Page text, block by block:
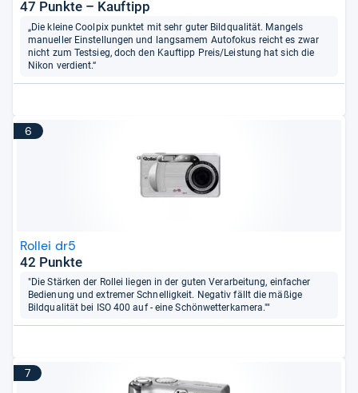
47 Punkte – Kauftipp
„Die kleine Coolpix punktet mit sehr guter Bildqualität. Mangels
manueller Einstellungen und langsamem Autofokus reicht es zwar
nicht zum Testsieg, doch den Kauftipp Preis/Leistung hat sich die
Nikon verdient.“
6
Rollei dr5
42 Punkte
"Die Stärken der Rollei liegen in der guten Verarbeitung, einfacher
Bedienung und extremer Schnelligkeit. Negativ fällt die mäßige
Bildqualität bei ISO 400 auf - eine Schönwetterkamera.""
7